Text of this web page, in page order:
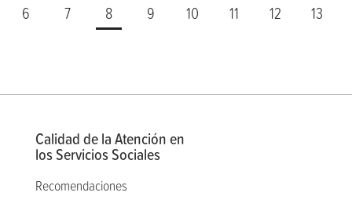
6 7 8 9 10 11 12 13
Calidad de la Atención en
los Servicios Sociales
Recomendaciones